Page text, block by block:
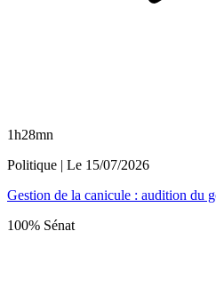
1h28mn
Politique | Le 15/07/2026
Gestion de la canicule : audition du
100% Sénat